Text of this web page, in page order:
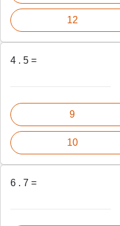
12
4 . 5 =
9
10
6 . 7 =